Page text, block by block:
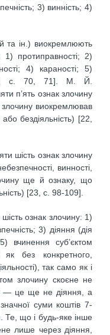
3) винність; 4)
та ін.) виокремлюють
1) протиправності; 2)
4) караності; 5)
[5, с. 70, 71]. М. Й.
п’ять ознак злочину
злочину виокремлював
бездіяльність) [22,
шість ознак злочину
винності,
ще й ознаку, що
[23, с. 98-109].
ознак злочину: 1)
3) діяння (дія
вчинення суб’єктом
як без конкретного,
так само як і
злочину скоєне не
— це ще не діяння, а
суми коштів 7-
Те, що і будь-яке інше
лише через діяння,